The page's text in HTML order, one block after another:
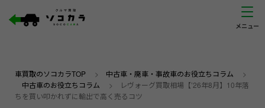
車買取のソコカラTOP > 中古車・廃車・事故車のお役立ちコラム >
中古車のお役立ちコラム >
レヴォーグ買取相場【’26年8月】10年落
ちを買い叩かれずに輸出で高く売るコツ